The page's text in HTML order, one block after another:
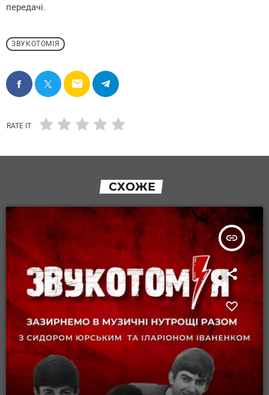
передачі.
ЗВУКОТОМІЯ
email
RATE IT
СХОЖЕ
insert_link